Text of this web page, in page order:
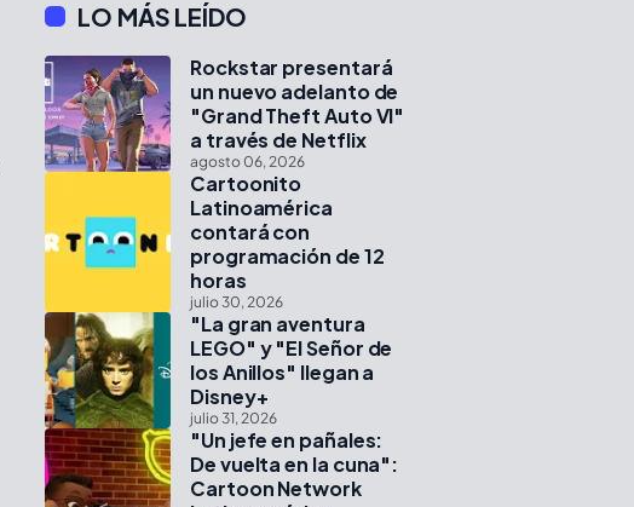
LO MÁS LEÍDO
Rockstar presentará
un nuevo adelanto de
"Grand Theft Auto VI"
a través de Netflix
agosto 06, 2026
Cartoonito
Latinoamérica
contará con
programación de 12
horas
julio 30, 2026
"La gran aventura
LEGO" y "El Señor de
los Anillos" llegan a
Disney+
julio 31, 2026
"Un jefe en pañales:
De vuelta en la cuna":
Cartoon Network